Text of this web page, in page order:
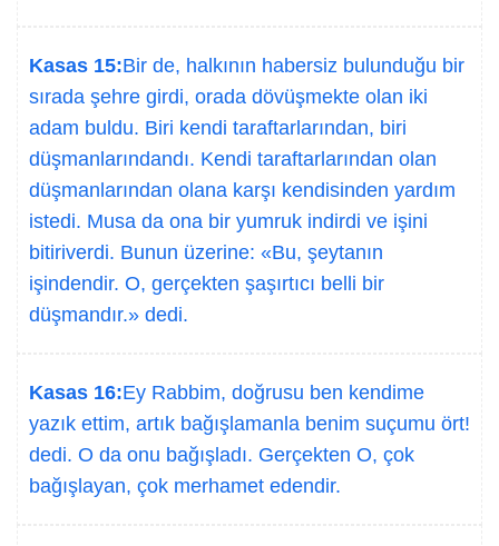
Kasas 15:Bir de, halkının habersiz bulunduğu bir
sırada şehre girdi, orada dövüşmekte olan iki
adam buldu. Biri kendi taraftarlarından, biri
düşmanlarındandı. Kendi taraftarlarından olan
düşmanlarından olana karşı kendisinden yardım
istedi. Musa da ona bir yumruk indirdi ve işini
bitiriverdi. Bunun üzerine: «Bu, şeytanın
işindendir. O, gerçekten şaşırtıcı belli bir
düşmandır.» dedi.
Kasas 16:Ey Rabbim, doğrusu ben kendime
yazık ettim, artık bağışlamanla benim suçumu ört!
dedi. O da onu bağışladı. Gerçekten O, çok
bağışlayan, çok merhamet edendir.